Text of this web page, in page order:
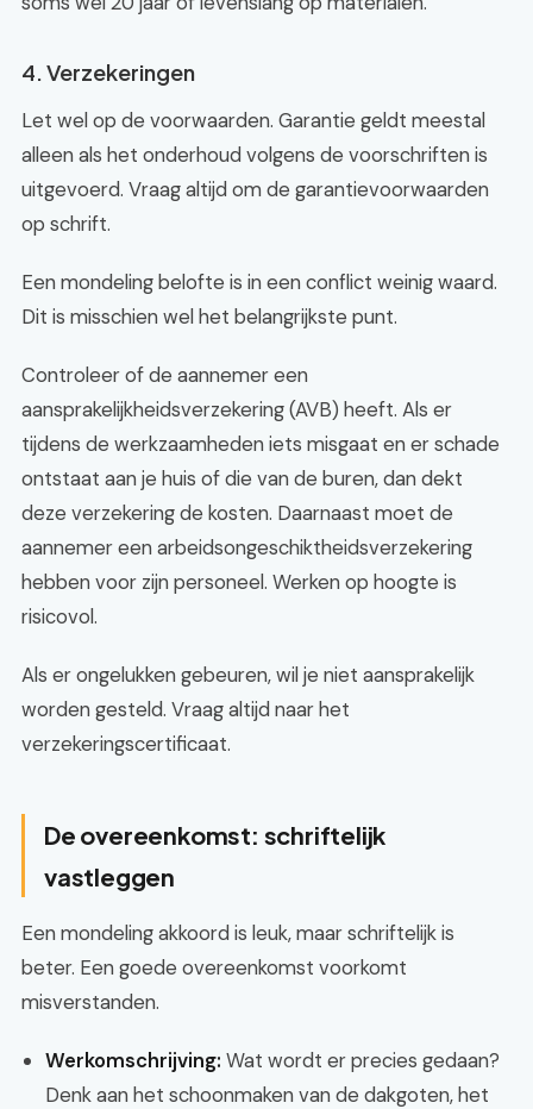
4. Verzekeringen
Let wel op de voorwaarden. Garantie geldt meestal
alleen als het onderhoud volgens de voorschriften is
uitgevoerd. Vraag altijd om de garantievoorwaarden
op schrift.
Een mondeling belofte is in een conflict weinig waard.
Dit is misschien wel het belangrijkste punt.
Controleer of de aannemer een
aansprakelijkheidsverzekering (AVB) heeft. Als er
tijdens de werkzaamheden iets misgaat en er schade
ontstaat aan je huis of die van de buren, dan dekt
deze verzekering de kosten. Daarnaast moet de
aannemer een arbeidsongeschiktheidsverzekering
hebben voor zijn personeel. Werken op hoogte is
risicovol.
Als er ongelukken gebeuren, wil je niet aansprakelijk
worden gesteld. Vraag altijd naar het
verzekeringscertificaat.
De overeenkomst: schriftelijk
vastleggen
Een mondeling akkoord is leuk, maar schriftelijk is
beter. Een goede overeenkomst voorkomt
misverstanden.
Werkomschrijving: Wat wordt er precies gedaan?
Denk aan het schoonmaken van de dakgoten, het